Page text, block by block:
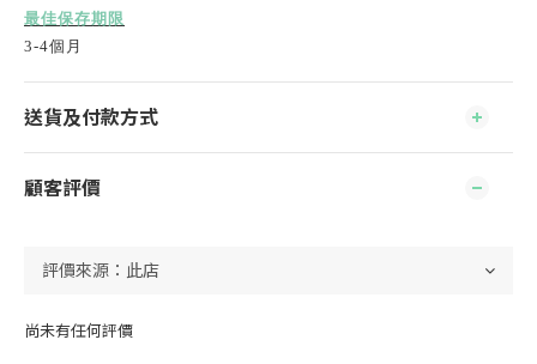
最佳保存期限
3-4個 月
送貨及付款方式
顧客評價
尚未有任何評價